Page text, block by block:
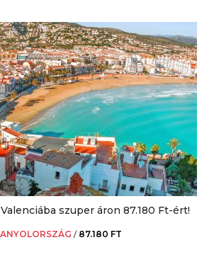
szuper áron 87.180 Ft-ért!
/ 87.180 FT